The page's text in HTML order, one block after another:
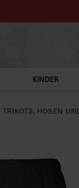
KINDER
TRIKOTS, HOSEN